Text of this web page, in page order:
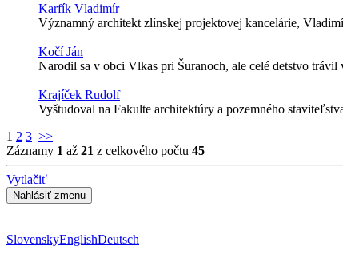
Karfík Vladimír
Významný architekt zlínskej projektovej kancelárie,
Kočí Ján
Narodil sa v obci Vlkas pri Šuranoch, ale celé detstvo
Krajíček Rudolf
Vyštudoval na Fakulte architektúry a pozemného
1 2 3 >>
Záznamy 1 až 21 z celkového počtu 45
Vytlačiť
SlovenskyEnglishDeutsch